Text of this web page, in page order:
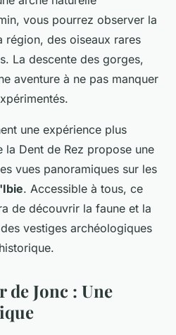
vous pourrez observer la
région, des oiseaux rares
La descente des gorges,
aventure à ne pas manquer
une expérience plus
la Dent de Rez propose une
vues panoramiques sur les
. Accessible à tous, ce
de découvrir la faune et la
vestiges archéologiques
de Jonc : Une